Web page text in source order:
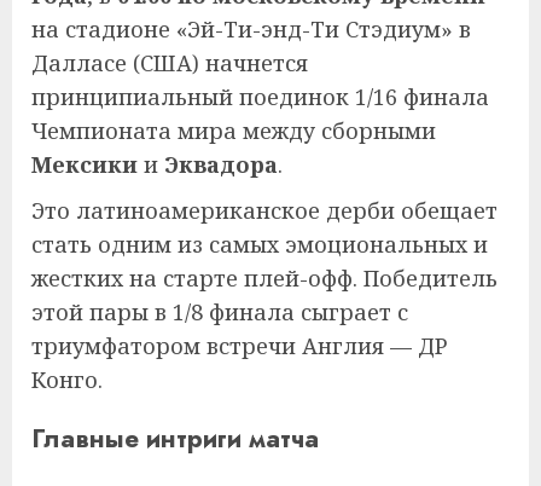
на стадионе «Эй-Ти-энд-Ти Стэдиум» в
Далласе (США) начнется
принципиальный поединок 1/16 финала
Чемпионата мира между сборными
Мексики и Эквадора.
Это латиноамериканское дерби обещает
стать одним из самых эмоциональных и
жестких на старте плей-офф. Победитель
этой пары в 1/8 финала сыграет с
триумфатором встречи Англия — ДР
Конго.
Главные интриги матча